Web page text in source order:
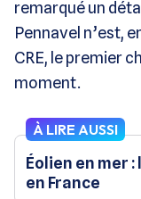
remarqué un
Pennavel n’est,
CRE, le premier
moment.
À LIRE AUSSI
Éolien en mer
en France